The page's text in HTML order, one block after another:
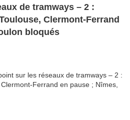
de tramways – 2 :
Clermont-Ferrand
bloqués